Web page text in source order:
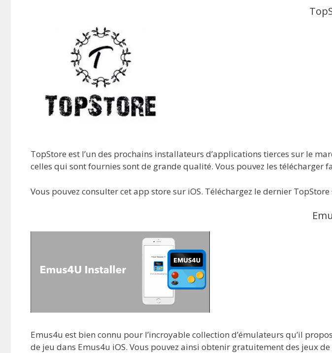
TopStore est l’un des prochains installateurs d’applications tierces sur le
celles qui sont fournies sont de grande qualité. Vous pouvez les télécharger
Vous pouvez consulter cet app store sur iOS. Téléchargez le dernier TopStore
Emus4u est bien connu pour l’incroyable collection d’émulateurs qu’il
de jeu dans Emus4u iOS. Vous pouvez ainsi obtenir gratuitement des jeux de